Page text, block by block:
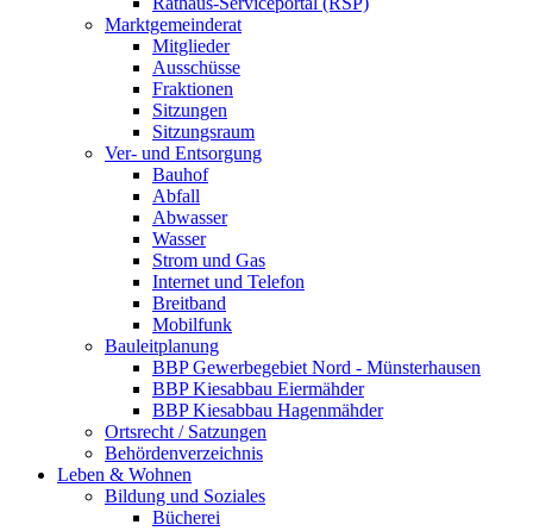
Marktgemeinderat
Mitglieder
Ausschüsse
Fraktionen
Sitzungen
Sitzungsraum
Ver- und Entsorgung
Bauhof
Abfall
Abwasser
Wasser
Strom und Gas
Internet und Telefon
Breitband
Mobilfunk
Bauleitplanung
BBP Gewerbegebiet Nord - Münsterhausen
BBP Kiesabbau Eiermähder
BBP Kiesabbau Hagenmähder
Ortsrecht / Satzungen
Behördenverzeichnis
Leben & Wohnen
Bildung und Soziales
Bücherei